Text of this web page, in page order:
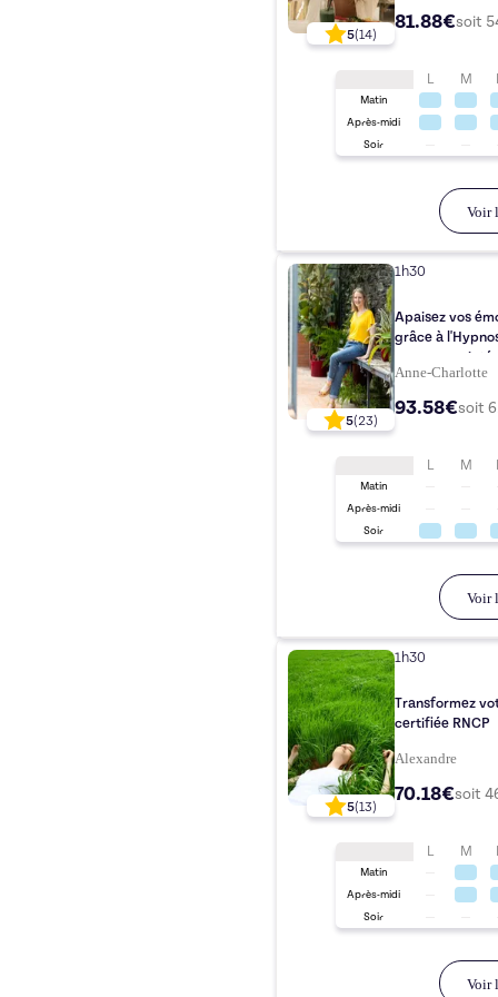
5(14)
81.88€soit
L M
Matin
Après-midi
Soir
Voir
5(23)
1h30
Apaisez vos
grâce à
ressources
Anne-Charlotte
93.58€soit
L M
Matin
Après-midi
Soir
Voir
5(13)
1h30
Transformez
certifiée RNCP
Alexandre
70.18€soit
L M
Matin
Après-midi
Soir
Voir